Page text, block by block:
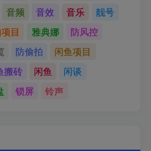
音频 音效 音乐
靓号
目
雅典娜
防风控
防偷拍
闲鱼项目
搬砖 闲鱼
闲谈
锁屏 铃声